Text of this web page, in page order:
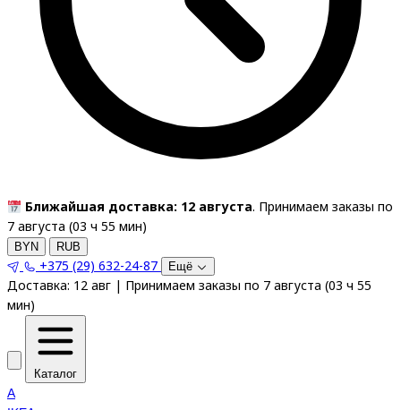
Ближайшая доставка: 12 августа. Принимаем заказы по
7 августа (03 ч 55 мин)
BYN RUB
+375 (29) 632-24-87 Ещё
Доставка: 12 авг | Принимаем заказы по 7 августа (03 ч 55
мин)
Каталог
A